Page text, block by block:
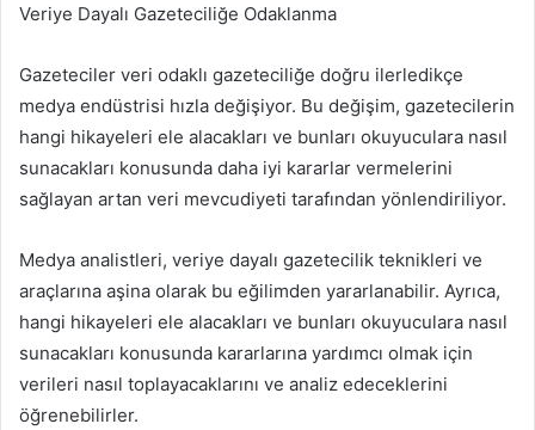
Veriye Dayalı Gazeteciliğe Odaklanma
Gazeteciler veri odaklı gazeteciliğe doğru ilerledikçe
medya endüstrisi hızla değişiyor. Bu değişim, gazetecilerin
hangi hikayeleri ele alacakları ve bunları okuyuculara nasıl
sunacakları konusunda daha iyi kararlar vermelerini
sağlayan artan veri mevcudiyeti tarafından yönlendiriliyor.
Medya analistleri, veriye dayalı gazetecilik teknikleri ve
araçlarına aşina olarak bu eğilimden yararlanabilir. Ayrıca,
hangi hikayeleri ele alacakları ve bunları okuyuculara nasıl
sunacakları konusunda kararlarına yardımcı olmak için
verileri nasıl toplayacaklarını ve analiz edeceklerini
öğrenebilirler.